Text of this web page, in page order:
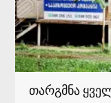
თარგმნა